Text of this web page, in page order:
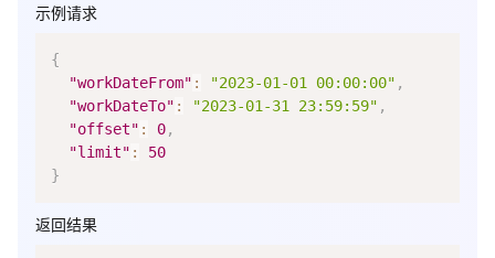
示例请求
{
"workDateFrom" : "2023-01-01 00:00:00" ,
"workDateTo" : "2023-01-31 23:59:59" ,
"offset" : 0,
"limit" :
50
}
返回结果